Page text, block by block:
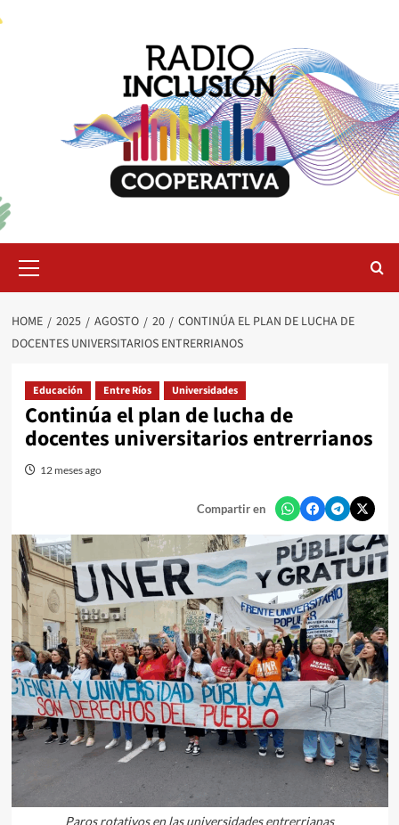
Menu
HOME 2025 AGOSTO 20
CONTINÚA EL PLAN DE LUCHA DE
DOCENTES UNIVERSITARIOS ENTRERRIANOS
Educación Entre Ríos Universidades
Continúa el plan de lucha de
docentes universitarios entrerrianos
12 meses ago
Compartir en
Paros rotativos en las universidades entrerrianas